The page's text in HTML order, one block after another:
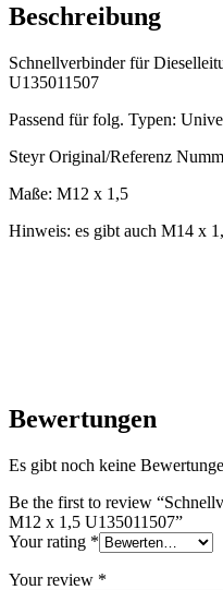
Beschreibung
Schnellverbinder für
U135011507
Passend für folg. Typen:
Steyr Original/Referenz
Maße: M12 x 1,5
Hinweis: es gibt auch M14 x
Bewertungen
Es gibt noch keine
Be the first to review
M12 x 1,5 U135011507”
Your rating *
Your review *